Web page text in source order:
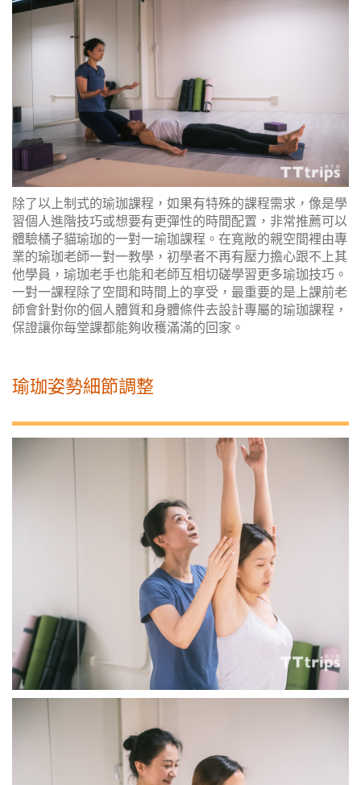
除了以上制式的瑜珈課程，如果有特殊的課程需求，像是學
習個人進階技巧或想要有更彈性的時間配置，非常推薦可以
體驗橘子貓瑜珈的一對一瑜珈課程。在寬敞的親空間裡由專
業的瑜珈老師一對一教學，初學者不再有壓力擔心跟不上其
他學員，瑜珈老手也能和老師互相切磋學習更多瑜珈技巧。
一對一課程除了空間和時間上的享受，最重要的是上課前老
師會針對你的個人體質和身體條件去設計專屬的瑜珈課程，
保證讓你每堂課都能夠收穫滿滿的回家。
瑜珈姿勢細節調整